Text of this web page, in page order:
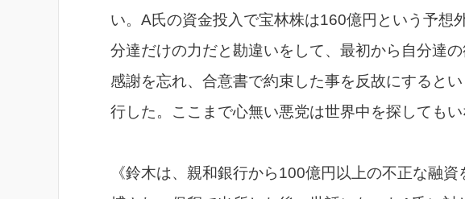
い。A氏の資金投入で宝林株は160億円という予想
分達だけの力だと勘違いをして、最初から自分達
感謝を忘れ、合意書で約束した事を反故にすると
行した。ここまで心無い悪党は世界中を探してもい
《鈴木は、親和銀行から100億円以上の不正な融